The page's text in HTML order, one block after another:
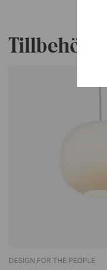
Tillbehör
DESIGN FOR THE PEOPLE